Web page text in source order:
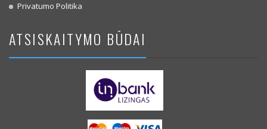
Privatumo Politika
ATSISKAITYMO BŪDAI